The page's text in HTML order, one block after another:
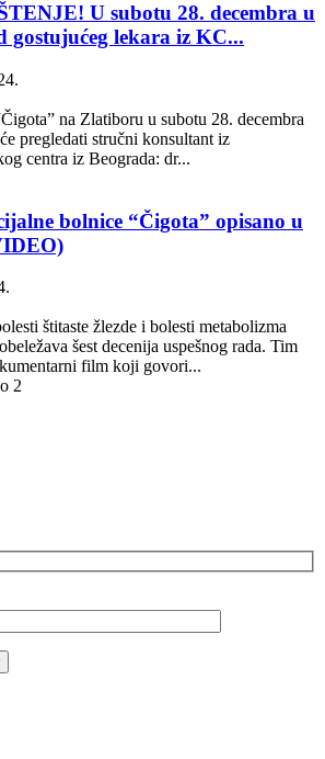
U subotu 28. decembra u
gostujućeg lekara iz KC...
na Zlatiboru u subotu 28. decembra
pregledati stručni konsultant iz
centra iz Beograda: dr...
bolnice “Čigota” opisano u
štitaste žlezde i bolesti metabolizma
šest decenija uspešnog rada. Tim
film koji govori...
2